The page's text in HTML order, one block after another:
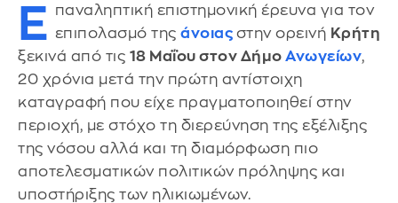
Ε παναληπτική επιστημονική έρευνα για τον
επιπολασμό της άνοιας στην ορεινή Κρήτη
ξεκινά από τις 18 Μαΐου στον Δήμο Ανωγείων,
20 χρόνια μετά την πρώτη αντίστοιχη
καταγραφή που είχε πραγματοποιηθεί στην
περιοχή, με στόχο τη διερεύνηση της εξέλιξης
της νόσου αλλά και τη διαμόρφωση πιο
αποτελεσματικών πολιτικών πρόληψης και
υποστήριξης των ηλικιωμένων.